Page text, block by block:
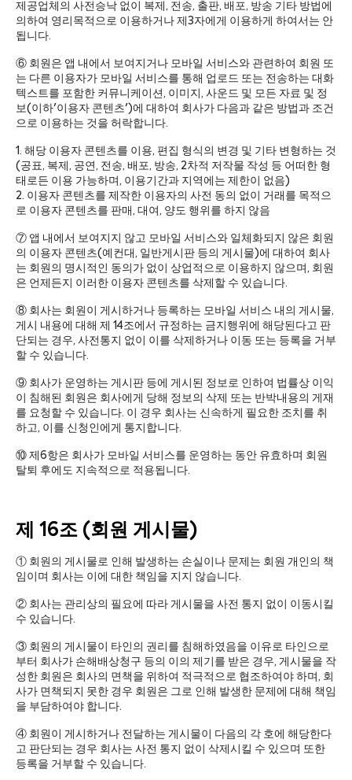
제공업체의 사전승낙 없이 복제, 전송, 출판, 배포, 방송 기타 방법에
의하여 영리목적으로 이용하거나 제3자에게 이용하게 하여서는 안
됩니다.
⑥ 회원은 앱 내에서 보여지거나 모바일 서비스와 관련하여 회원 또
는 다른 이용자가 모바일 서비스를 통해 업로드 또는 전송하는 대화
텍스트를 포함한 커뮤니케이션, 이미지, 사운드 및 모든 자료 및 정
보(이하'이용자 콘텐츠')에 대하여 회사가 다음과 같은 방법과 조건
으로 이용하는 것을 허락합니다.
1. 해당 이용자 콘텐츠를 이용, 편집 형식의 변경 및 기타 변형하는 것
(공표, 복제, 공연, 전송, 배포, 방송, 2차적 저작물 작성 등 어떠한 형
태로든 이용 가능하며, 이용기간과 지역에는 제한이 없음)
2. 이용자 콘텐츠를 제작한 이용자의 사전 동의 없이 거래를 목적으
로 이용자 콘텐츠를 판매, 대여, 양도 행위를 하지 않음
⑦ 앱 내에서 보여지지 않고 모바일 서비스와 일체화되지 않은 회원
의 이용자 콘텐츠(예컨대, 일반게시판 등의 게시물)에 대하여 회사
는 회원의 명시적인 동의가 없이 상업적으로 이용하지 않으며, 회원
은 언제든지 이러한 이용자 콘텐츠를 삭제할 수 있습니다.
⑧ 회사는 회원이 게시하거나 등록하는 모바일 서비스 내의 게시물,
게시 내용에 대해 제 14조에서 규정하는 금지행위에 해당된다고 판
단되는 경우, 사전통지 없이 이를 삭제하거나 이동 또는 등록을 거부
할 수 있습니다.
⑨ 회사가 운영하는 게시판 등에 게시된 정보로 인하여 법률상 이익
이 침해된 회원은 회사에게 당해 정보의 삭제 또는 반박내용의 게재
를 요청할 수 있습니다. 이 경우 회사는 신속하게 필요한 조치를 취
하고, 이를 신청인에게 통지합니다.
⑩ 제6항은 회사가 모바일 서비스를 운영하는 동안 유효하며 회원
탈퇴 후에도 지속적으로 적용됩니다.
제 16조 (회원 게시물)
① 회원의 게시물로 인해 발생하는 손실이나 문제는 회원 개인의 책
임이며 회사는 이에 대한 책임을 지지 않습니다.
② 회사는 관리상의 필요에 따라 게시물을 사전 통지 없이 이동시킬
수 있습니다.
③ 회원의 게시물이 타인의 권리를 침해하였음을 이유로 타인으로
부터 회사가 손해배상청구 등의 이의 제기를 받은 경우, 게시물을 작
성한 회원은 회사의 면책을 위하여 적극적으로 협조하여야 하며, 회
사가 면책되지 못한 경우 회원은 그로 인해 발생한 문제에 대해 책임
을 부담하여야 합니다.
④ 회원이 게시하거나 전달하는 게시물이 다음의 각 호에 해당한다
고 판단되는 경우 회사는 사전 통지 없이 삭제시킬 수 있으며 또한
등록을 거부할 수 있습니다.